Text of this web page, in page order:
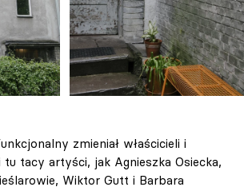
zmieniał właścicieli i
tu tacy artyści, jak Agnieszka Osiecka,
Wiktor Gutt i Barbara